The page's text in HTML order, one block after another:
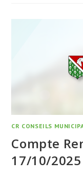
CR CONSEILS
Compte
17/10/2025